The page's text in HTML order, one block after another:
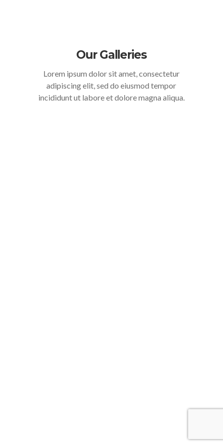
Our Galleries
Lorem ipsum dolor sit amet, consectetur
adipiscing elit, sed do eiusmod tempor
incididunt ut labore et dolore magna aliqua.